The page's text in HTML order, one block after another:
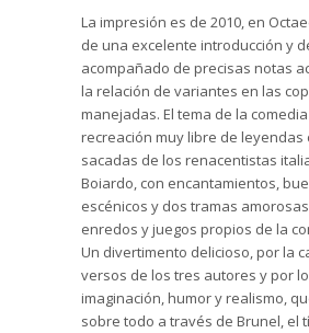
La impresión es de 2010, en
de una excelente introducción y
acompañado de precisas notas
la relación de variantes en las
manejadas. El tema de la
recreación muy libre de leyendas
sacadas de los renacentistas
Boiardo, con encantamientos,
escénicos y dos tramas
enredos y juegos propios de la
Un divertimento delicioso, por la
versos de los tres autores y por
imaginación, humor y realismo,
sobre todo a través de Brunel, el